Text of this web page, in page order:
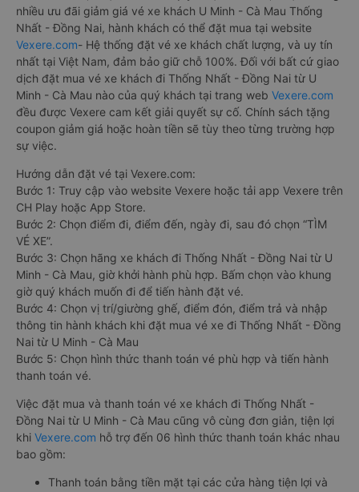
nhiều ưu đãi giảm giá vé xe khách U Minh - Cà Mau Thống
Nhất - Đồng Nai, hành khách có thể đặt mua tại website
Vexere.com- Hệ thống đặt vé xe khách chất lượng, và uy tín
nhất tại Việt Nam, đảm bảo giữ chỗ 100%. Đối với bất cứ giao
dịch đặt mua vé xe khách đi Thống Nhất - Đồng Nai từ U
Minh - Cà Mau nào của quý khách tại trang web Vexere.com
đều được Vexere cam kết giải quyết sự cố. Chính sách tặng
coupon giảm giá hoặc hoàn tiền sẽ tùy theo từng trường hợp
sự việc.
Hướng dẫn đặt vé tại Vexere.com:
Bước 1: Truy cập vào website Vexere hoặc tải app Vexere trên
CH Play hoặc App Store.
Bước 2: Chọn điểm đi, điểm đến, ngày đi, sau đó chọn “TÌM
VÉ XE”.
Bước 3: Chọn hãng xe khách đi Thống Nhất - Đồng Nai từ U
Minh - Cà Mau, giờ khởi hành phù hợp. Bấm chọn vào khung
giờ quý khách muốn đi để tiến hành đặt vé.
Bước 4: Chọn vị trí/giường ghế, điểm đón, điểm trả và nhập
thông tin hành khách khi đặt mua vé xe đi Thống Nhất - Đồng
Nai từ U Minh - Cà Mau
Bước 5: Chọn hình thức thanh toán vé phù hợp và tiến hành
thanh toán vé.
Việc đặt mua và thanh toán vé xe khách đi Thống Nhất -
Đồng Nai từ U Minh - Cà Mau cũng vô cùng đơn giản, tiện lợi
khi Vexere.com hỗ trợ đến 06 hình thức thanh toán khác nhau
bao gồm:
Thanh toán bằng tiền mặt tại các cửa hàng tiện lợi và